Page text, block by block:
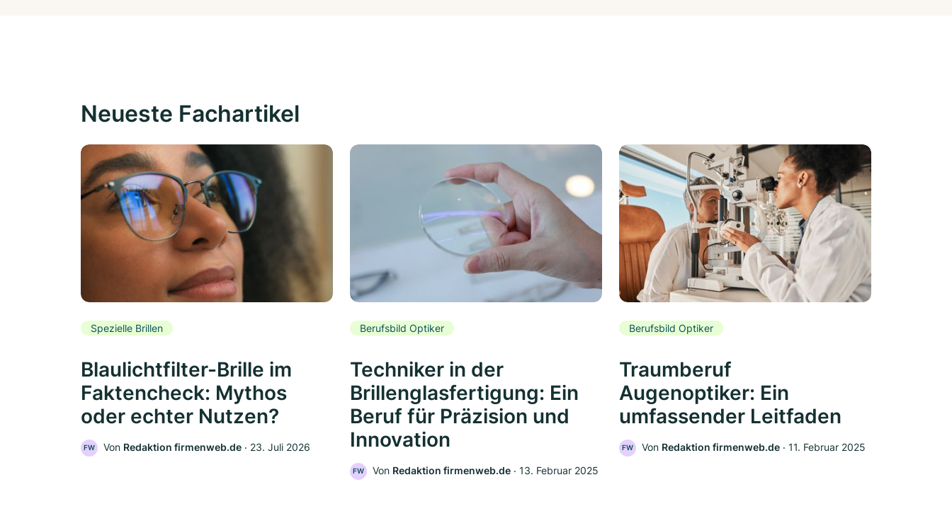
Neueste Fachartikel
Spezielle Brillen
Blaulichtfilter-Brille im
Faktencheck: Mythos
oder echter Nutzen?
FW Von Redaktion firmenweb.de ‧ 23. Juli 2026
Berufsbild Optiker
Techniker in der
Brillenglasfertigung: Ein
Beruf für Präzision und
Innovation
FW Von Redaktion firmenweb.de ‧ 13. Februar 2025
Berufsbild Optiker
Traumberuf
Augenoptiker: Ein
umfassender Leitfaden
FW Von Redaktion firmenweb.de ‧ 11. Februar 2025